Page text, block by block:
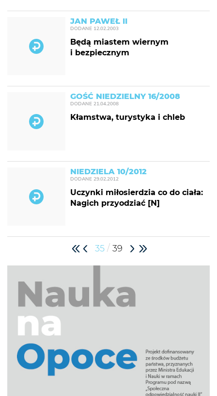
JAN PAWEŁ II
DODANE 12.02.2003
Będą miastem wiernym
i bezpiecznym
GOŚĆ NIEDZIELNY 16/2008
DODANE 21.04.2008
Kłamstwa, turystyka i chleb
NIEDZIELA 10/2012
DODANE 29.02.2012
Uczynki miłosierdzia co do ciała:
Nagich przyodziać [N]
35 / 39